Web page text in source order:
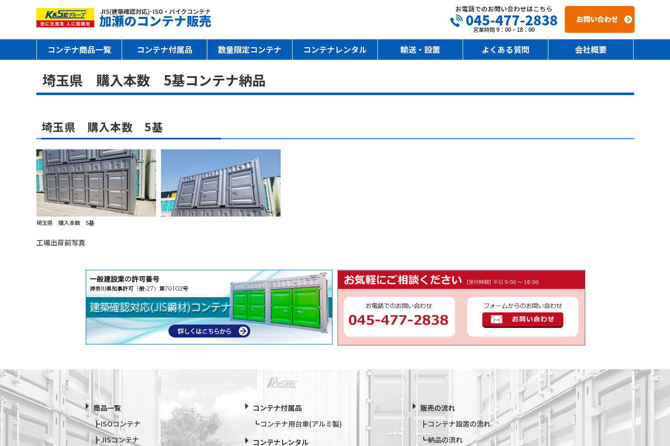
コンテナ商品一覧 コンテナ付属品 数量限定コンテナ コンテナレンタル 輸送・設置 よくある質問 会社概要
埼玉県 購入本数 5基コンテナ納品
埼玉県 購入本数 5基
埼玉県 購入本数 5基
工場出荷前写真
商品一覧
ISOコンテナ
JISコンテナ
コンテナ付属品
コンテナ用台車(アルミ製)
コンテナレンタル
販売の流れ
コンテナ設置の流れ
納品の流れ